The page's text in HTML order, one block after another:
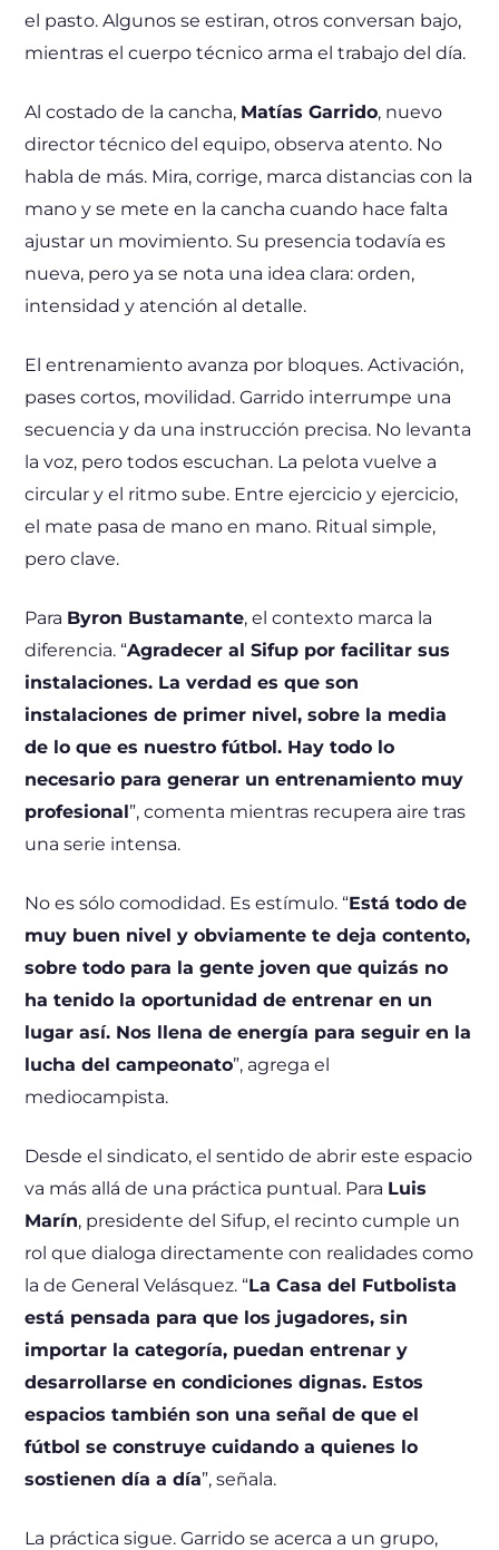
el pasto. Algunos se estiran, otros conversan bajo,
mientras el cuerpo técnico arma el trabajo del día.
Al costado de la cancha, Matías Garrido, nuevo
director técnico del equipo, observa atento. No
habla de más. Mira, corrige, marca distancias con la
mano y se mete en la cancha cuando hace falta
ajustar un movimiento. Su presencia todavía es
nueva, pero ya se nota una idea clara: orden,
intensidad y atención al detalle.
El entrenamiento avanza por bloques. Activación,
pases cortos, movilidad. Garrido interrumpe una
secuencia y da una instrucción precisa. No levanta
la voz, pero todos escuchan. La pelota vuelve a
circular y el ritmo sube. Entre ejercicio y ejercicio,
el mate pasa de mano en mano. Ritual simple,
pero clave.
Para Byron Bustamante, el contexto marca la
diferencia. “Agradecer al Sifup por facilitar sus
instalaciones. La verdad es que son
instalaciones de primer nivel, sobre la media
de lo que es nuestro fútbol. Hay todo lo
necesario para generar un entrenamiento muy
profesional”, comenta mientras recupera aire tras
una serie intensa.
No es sólo comodidad. Es estímulo. “Está todo de
muy buen nivel y obviamente te deja contento,
sobre todo para la gente joven que quizás no
ha tenido la oportunidad de entrenar en un
lugar así. Nos llena de energía para seguir en la
lucha del campeonato”, agrega el
mediocampista.
Desde el sindicato, el sentido de abrir este espacio
va más allá de una práctica puntual. Para Luis
Marín, presidente del Sifup, el recinto cumple un
rol que dialoga directamente con realidades como
la de General Velásquez. “La Casa del Futbolista
está pensada para que los jugadores, sin
importar la categoría, puedan entrenar y
desarrollarse en condiciones dignas. Estos
espacios también son una señal de que el
fútbol se construye cuidando a quienes lo
sostienen día a día”, señala.
La práctica sigue. Garrido se acerca a un grupo,